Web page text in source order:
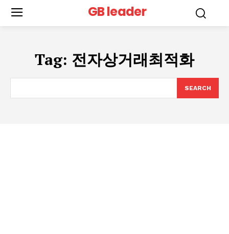
GB leader
Tag: 전자상거래최적화
SEARCH